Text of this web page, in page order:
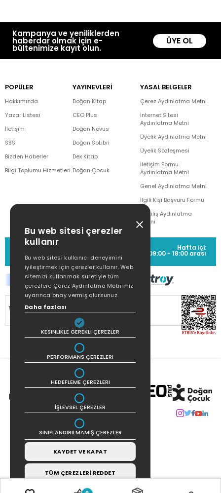
Kampanya ve yeniliklerden
haberdar olmak için e-
bültenimize kayıt olun.
ÜYE OL
POPÜLER
Hakkımızda
Yazar Listesi
İletişim
SSS
Bizden Haberler
Bilgi Toplumu Hizmetleri
YAYINEVLERİ
Doğan Kitap
CEO Plus
Doğan Novus
Doğan SoLibri
Dex Kitap
Doğan Çocuk
YASAL BELGELER
Çerez Aydınlatma Metni
İnternet Sitesi
Aydınlatma Metni
Üyelik Aydınlatma Metni
Üyelik Sözleşmesi
İletişim Formu
Aydınlatma Metni
Genel Aydınlatma Metni
İlgili Kişi Başvuru Formu
Çekiliş Aydınlatma
Metni
MÜŞTERİ HİZMETLERİ
(0212) 373 77 00
Hafta içi:
09:00 - 18:00 arası
SİTEMİZ
KORUNMAKTADIR.
Bu web sitesi çerezler
kullanır
Bu web sitesi kullanıcı deneyimini
iyileştirmek için çerezler kullanır. Web
sitemizi kullanmak suretiyle tüm
çerezlere Çerez Aydınlatma Metnimiz
uyarınca onay vermiş olursunuz.
Daha fazlası
KESINLIKLE GEREKLI ÇEREZLER
PERFORMANS ÇEREZLERI
HEDEFLEME ÇEREZLERI
İŞLEVSEL ÇEREZLER
SINIFLANDIRILMAMIŞ ÇEREZLER
KAYDET VE KAPAT
TÜM ÇEREZLERİ REDDET